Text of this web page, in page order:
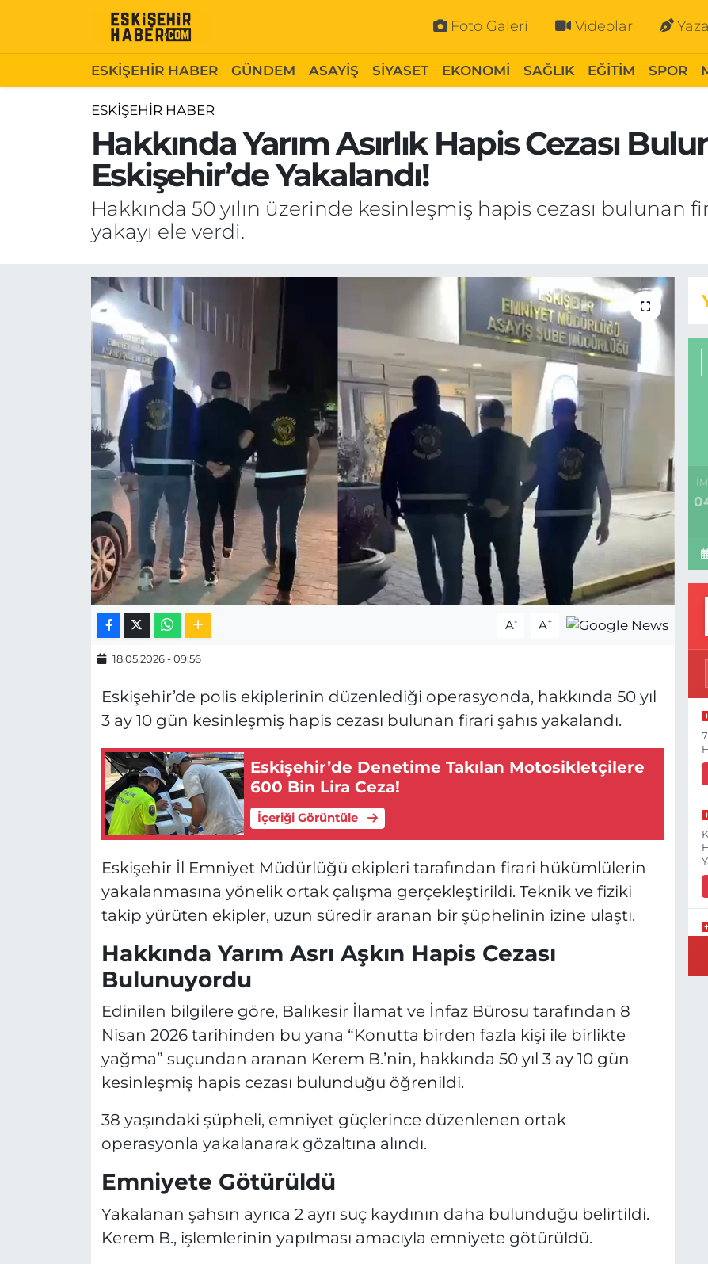
Foto Galeri Videolar
ESKİŞEHİR HABER GÜNDEM ASAYİŞ SİYASET EKONOMİ SAĞLIK EĞİTİM SPOR
ESKİŞEHİR HABER
Hakkında Yarım Asırlık Hapis Cezası
Eskişehir’de Yakalandı!
Hakkında 50 yılın üzerinde kesinleşmiş hapis cezası bulunan
yakayı ele verdi.
A- A+
18.05.2026 - 09:56
Eskişehir’de polis ekiplerinin düzenlediği operasyonda, hakkında 50 yıl
3 ay 10 gün kesinleşmiş hapis cezası bulunan firari şahıs yakalandı.
Eskişehir’de Denetime Takılan Motosikletçilere
600 Bin Lira Ceza!
İçeriği Görüntüle
Eskişehir İl Emniyet Müdürlüğü ekipleri tarafından firari hükümlülerin
yakalanmasına yönelik ortak çalışma gerçekleştirildi. Teknik ve fiziki
takip yürüten ekipler, uzun süredir aranan bir şüphelinin izine ulaştı.
Hakkında Yarım Asrı Aşkın Hapis Cezası
Bulunuyordu
Edinilen bilgilere göre, Balıkesir İlamat ve İnfaz Bürosu tarafından 8
Nisan 2026 tarihinden bu yana “Konutta birden fazla kişi ile birlikte
yağma” suçundan aranan Kerem B.’nin, hakkında 50 yıl 3 ay 10 gün
kesinleşmiş hapis cezası bulunduğu öğrenildi.
38 yaşındaki şüpheli, emniyet güçlerince düzenlenen ortak
operasyonla yakalanarak gözaltına alındı.
Emniyete Götürüldü
Yakalanan şahsın ayrıca 2 ayrı suç kaydının daha bulunduğu belirtildi.
Kerem B., işlemlerinin yapılması amacıyla emniyete götürüldü.
ESKİŞEHİR HABER
SİYASET
EKONOMİ
EĞİTİM
MAGAZİN
ESKİŞEHİRSPOR
Gizlilik Politikası
Hakkımızda
İletişim
Odunpazarı Hava Durumu
Odunpazarı Trafik Yoğunluk Haritası
Süper Lig Puan Durumu ve Fikstür
Tüm Manşetler
Son Dakika Haberleri